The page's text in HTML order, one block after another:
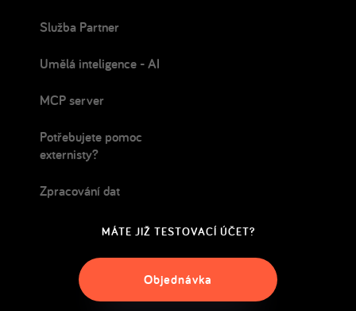
Služba Partner
Umělá inteligence - AI
MCP server
Potřebujete pomoc
externisty?
Zpracování dat
MÁTE JIŽ TESTOVACÍ ÚČET?
Objednávka